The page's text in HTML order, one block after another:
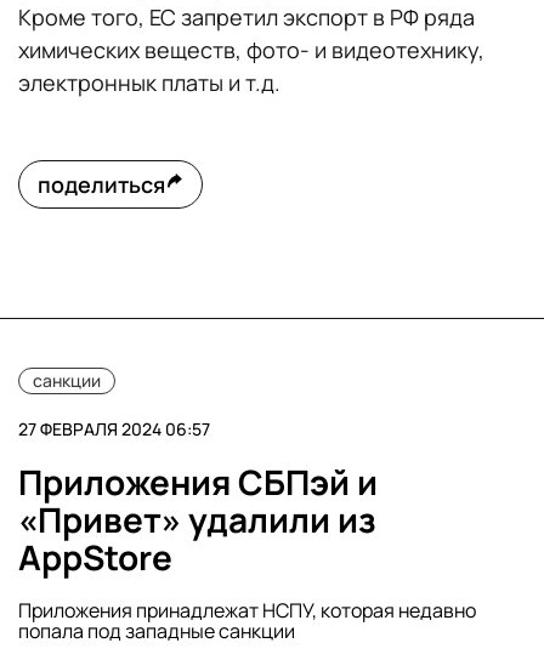
Кроме того, ЕС запретил экспорт в РФ ряда
химических веществ, фото- и видеотехнику,
электроннык платы и т.д.
поделиться
санкции
27 ФЕВРАЛЯ 2024 06:57
Приложения СБПэй и
«Привет» удалили из
AppStore
Приложения принадлежат НСПУ, которая недавно
попала под западные санкции